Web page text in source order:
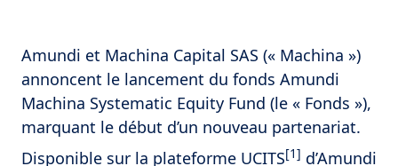
Amundi et Machina Capital SAS (« Machina »)
annoncent le lancement du fonds Amundi
Machina Systematic Equity Fund (le « Fonds »),
marquant le début d’un nouveau partenariat.
Disponible sur la plateforme UCITS[1] d’Amundi